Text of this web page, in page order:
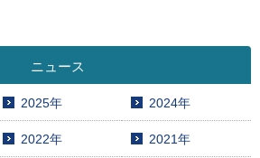
ニュース
2025年 2024年
2022年 2021年